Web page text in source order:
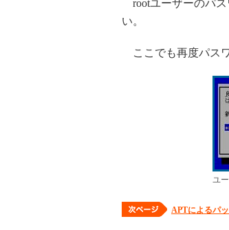
rootユーザーのパス
い。
ここでも再度パス
ユ
APTによるパ